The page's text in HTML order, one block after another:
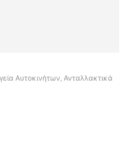
Αυτοκινήτων, Ανταλλακτικά